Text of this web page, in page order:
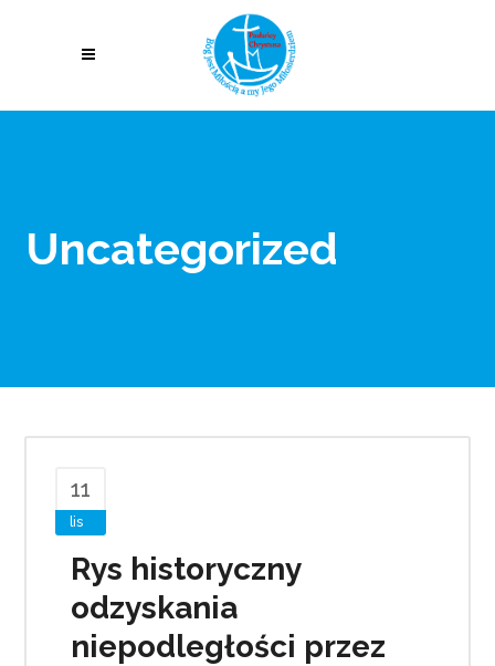
Uncategorized
11
lis
Rys historyczny
odzyskania
niepodległości przez